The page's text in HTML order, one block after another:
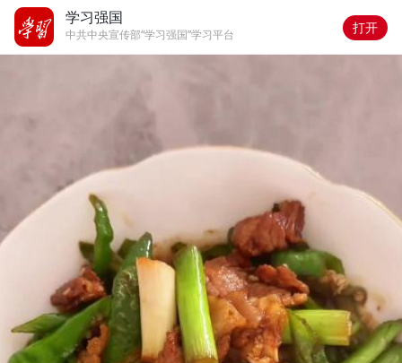
学习强国
中共中央宣传部“学习强国”学习平台 打开